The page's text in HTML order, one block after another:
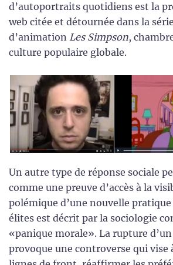
d’autoportraits quotidiens est la
web citée et détournée dans la
d’animation Les Simpson,
culture populaire globale.
Un autre type de réponse sociale
comme une preuve d’accès à la
polémique d’une nouvelle
élites est décrit par la sociologie
«panique morale». La rupture
provoque une controverse qui vise